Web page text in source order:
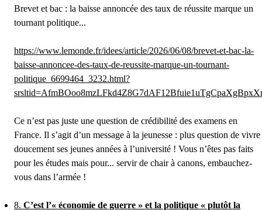
Brevet et bac : la baisse annoncée des taux de réussite marque un
tournant politique...
https://www.lemonde.fr/idees/article/2026/06/08/brevet-et-bac-la-
baisse-annoncee-des-taux-de-reussite-marque-un-tournant-
politique_6699464_3232.html?
Ce n’est pas juste une question de crédibilité des examens en
France. Il s’agit d’un message à la jeunesse : plus question de vivre
doucement ses jeunes années à l’université ! Vous n’êtes pas faits
pour les études mais pour... servir de chair à canons, embauchez-
vous dans l’armée !
8. C’est l’« économie de guerre » et la politique « plutôt la